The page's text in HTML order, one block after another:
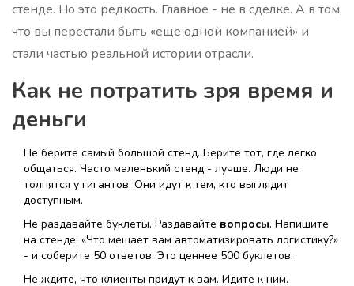
стенде. Но это редкость. Главное - не в сделке. А в том,
что вы перестали быть «еще одной компанией» и
стали частью реальной истории отрасли.
Как не потратить зря время и
деньги
Не берите самый большой стенд. Берите тот, где легко
общаться. Часто маленький стенд - лучше. Люди не
толпятся у гигантов. Они идут к тем, кто выглядит
доступным.
Не раздавайте буклеты. Раздавайте вопросы. Напишите
на стенде: «Что мешает вам автоматизировать логистику?»
- и соберите 50 ответов. Это ценнее 500 буклетов.
Не ждите, что клиенты придут к вам. Идите к ним.